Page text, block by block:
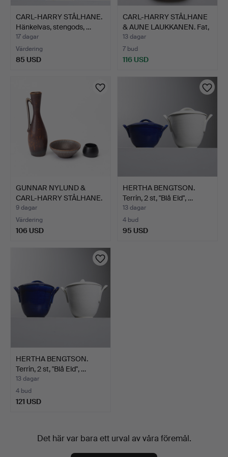
CARL-HARRY STÅLHANE.
Hänkelvas, stengods, …
17 dagar
Värdering
85 USD
CARL-HARRY STÅLHANE
& AUNE LAUKKANEN. Fat,
…
13 dagar
7 bud
116 USD
GUNNAR NYLUND &
CARL-HARRY STÅLHANE.
keram…
9 dagar
Värdering
106 USD
HERTHA BENGTSON.
Terrin, 2 st, "Blå Eld", …
13 dagar
4 bud
95 USD
HERTHA BENGTSON.
Terrin, 2 st, "Blå Eld", …
13 dagar
4 bud
121 USD
Det här var bara ett urval av våra föremål.